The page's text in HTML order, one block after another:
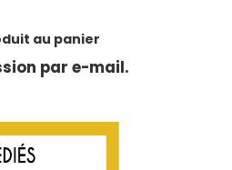
au panier
par e-mail.